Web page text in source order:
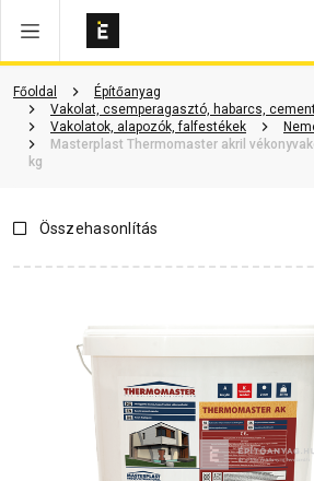
Főoldal
Építőanyag
Vakolat, csemperagasztó, habarcs,
Vakolatok, alapozók, falfestékek
Masterplast Thermomaster akril
kg
Vásárlói vélemények Kérdések és
Összehasonlítás